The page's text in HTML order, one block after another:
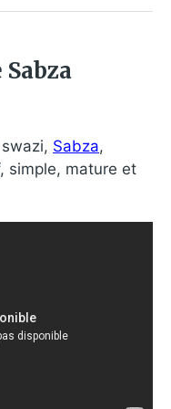
Sabza,
simple, mature et